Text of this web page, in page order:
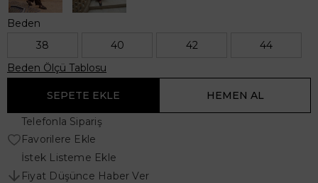
Beden
38
40 42
44
Beden Ölçü Tablosu
Telefonla Sipariş
Favorilere Ekle
İstek Listeme Ekle
Fiyat Düşünce Haber Ver